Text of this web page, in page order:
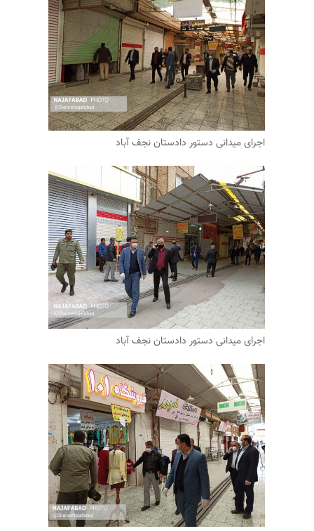
اجرای میدانی دستور دادستان نجف آباد
اجرای میدانی دستور دادستان نجف آباد